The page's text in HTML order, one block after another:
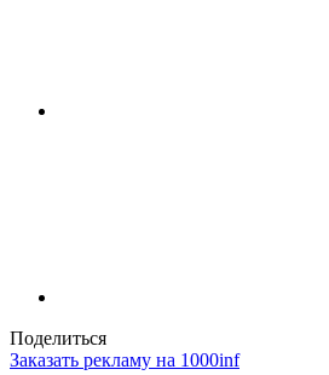
Поделиться
Заказать рекламу на 1000inf